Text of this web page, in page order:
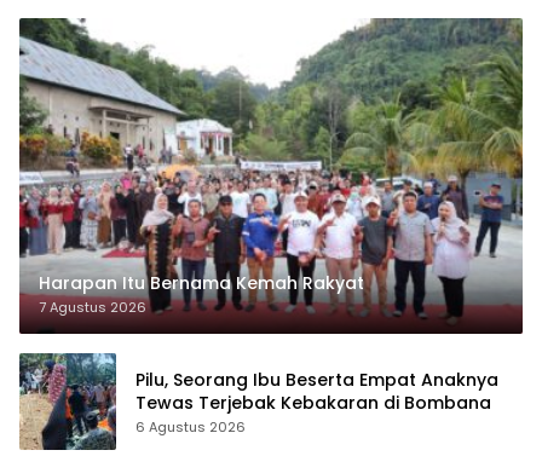
Harapan Itu Bernama Kemah Rakyat
7 Agustus 2026
Pilu, Seorang Ibu Beserta Empat Anaknya
Tewas Terjebak Kebakaran di Bombana
6 Agustus 2026